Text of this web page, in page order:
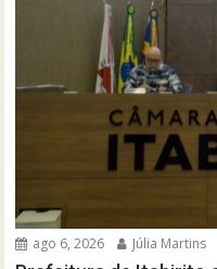
ago 6, 2026 Júlia Martins